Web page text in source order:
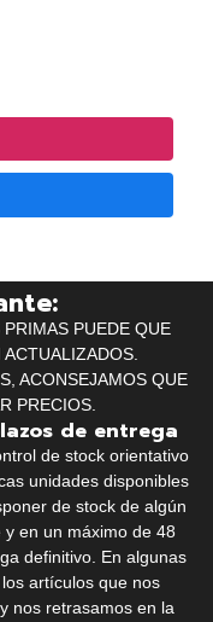
PUEDE QUE
ACONSEJAMOS QUE
PRECIOS.
de entrega
de stock orientativo
unidades disponibles
de stock de algún
en un máximo de 48
definitivo. En algunas
artículos que nos
nos retrasamos en la